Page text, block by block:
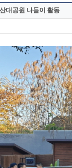
대공원 나들이 활동